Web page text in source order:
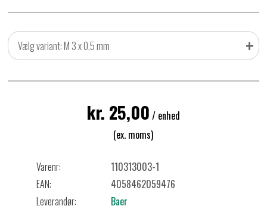
Vælg variant: M 3 x 0,5 mm +
kr. 25,00 / enhed
(ex. moms)
Varenr:
110313003-1
EAN:
4058462059476
Leverandør:
Baer